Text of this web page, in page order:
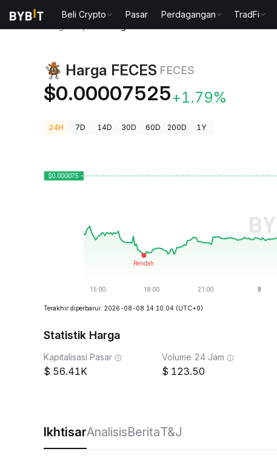
Beli Crypto Pasar Perdagangan TradFi
Harga FECES FECES
$0.00007525+1.79%
24H 7D 14D 30D 60D 200D 1Y
Terakhir diperbarui: 2026-08-08 14:10:04 (UTC+0)
Statistik Harga
Kapitalisasi Pasar
56.41K
Volume 24 Jam
123.50
IkhtisarAnalisisBeritaT&J